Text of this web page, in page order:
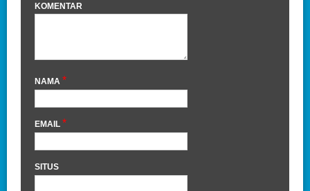
KOMENTAR
NAMA *
EMAIL *
SITUS